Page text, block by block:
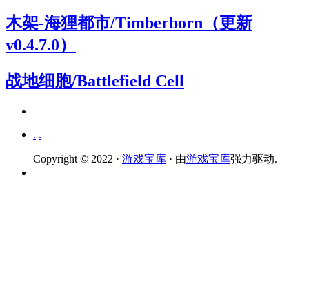
木架-海狸都市/Timberborn（更新
v0.4.7.0）
战地细胞/Battlefield Cell
. .
Copyright © 2022 · 游戏宝库 · 由游戏宝库强力驱动.